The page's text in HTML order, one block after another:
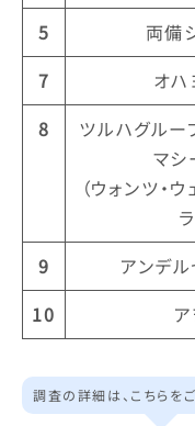
5
両備
7
オ
8
ツルハグルー
マ
（ウォンツ・
9 アンデ
10
調査の詳細は、こちらを